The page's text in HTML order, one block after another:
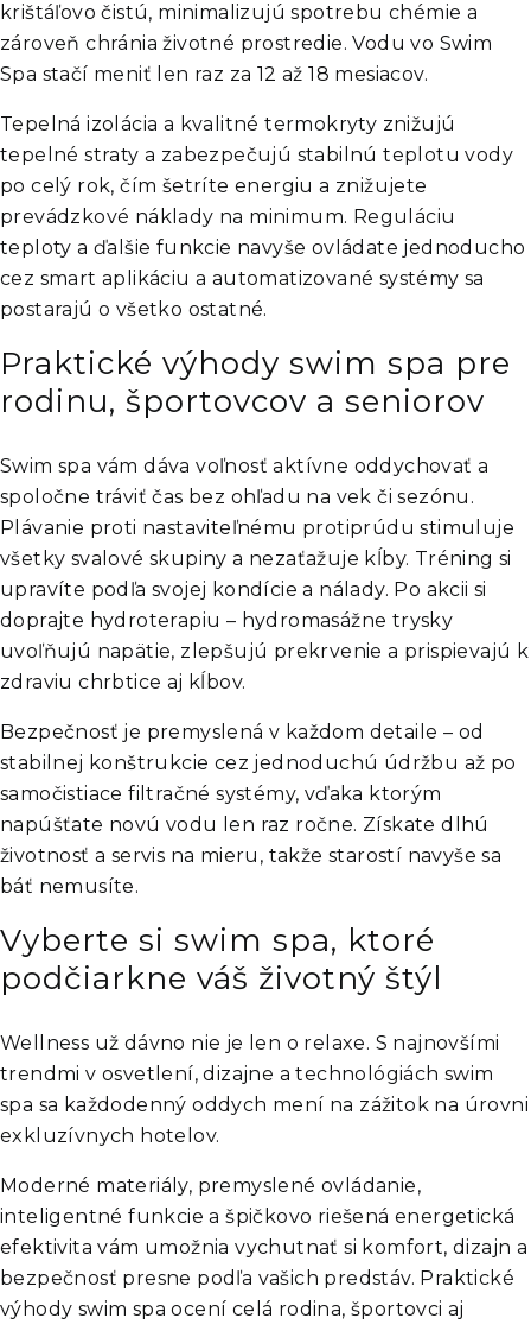
krištáľovo čistú, minimalizujú spotrebu chémie a
zároveň chránia životné prostredie. Vodu vo Swim
Spa stačí meniť len raz za 12 až 18 mesiacov.
Tepelná izolácia a kvalitné termokryty znižujú
tepelné straty a zabezpečujú stabilnú teplotu vody
po celý rok, čím šetríte energiu a znižujete
prevádzkové náklady na minimum. Reguláciu
teploty a ďalšie funkcie navyše ovládate jednoducho
cez smart aplikáciu a automatizované systémy sa
postarajú o všetko ostatné.
Praktické výhody swim spa pre
rodinu, športovcov a seniorov
Swim spa vám dáva voľnosť aktívne oddychovať a
spoločne tráviť čas bez ohľadu na vek či sezónu.
Plávanie proti nastaviteľnému protiprúdu stimuluje
všetky svalové skupiny a nezaťažuje kĺby. Tréning si
upravíte podľa svojej kondície a nálady. Po akcii si
doprajte hydroterapiu – hydromasážne trysky
uvoľňujú napätie, zlepšujú prekrvenie a prispievajú k
zdraviu chrbtice aj kĺbov.
Bezpečnosť je premyslená v každom detaile – od
stabilnej konštrukcie cez jednoduchú údržbu až po
samočistiace filtračné systémy, vďaka ktorým
napúšťate novú vodu len raz ročne. Získate dlhú
životnosť a servis na mieru, takže starostí navyše sa
báť nemusíte.
Vyberte si swim spa, ktoré
podčiarkne váš životný štýl
Wellness už dávno nie je len o relaxe. S najnovšími
trendmi v osvetlení, dizajne a technológiách swim
spa sa každodenný oddych mení na zážitok na úrovni
exkluzívnych hotelov.
Moderné materiály, premyslené ovládanie,
inteligentné funkcie a špičkovo riešená energetická
efektivita vám umožnia vychutnať si komfort, dizajn a
bezpečnosť presne podľa vašich predstáv. Praktické
výhody swim spa ocení celá rodina, športovci aj